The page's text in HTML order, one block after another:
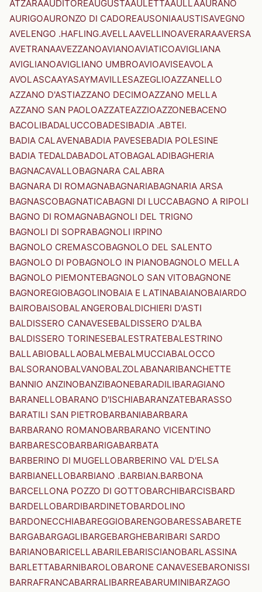
ATZARAAUDITOREAUGUSTAAULETTAAULLAAURANO
AURIGOAURONZO DI CADOREAUSONIAAUSTISAVEGNO
AVELENGO .HAFLING.AVELLAAVELLINOAVERARAAVERSA
AVETRANAAVEZZANOAVIANOAVIATICOAVIGLIANA
AVIGLIANOAVIGLIANO UMBROAVIOAVISEAVOLA
AVOLASCAAYASAYMAVILLESAZEGLIOAZZANELLO
AZZANO D'ASTIAZZANO DECIMOAZZANO MELLA
AZZANO SAN PAOLOAZZATEAZZIOAZZONEBACENO
BACOLIBADALUCCOBADESIBADIA .ABTEI.
BADIA CALAVENABADIA PAVESEBADIA POLESINE
BADIA TEDALDABADOLATOBAGALADIBAGHERIA
BAGNACAVALLOBAGNARA CALABRA
BAGNARA DI ROMAGNABAGNARIABAGNARIA ARSA
BAGNASCOBAGNATICABAGNI DI LUCCABAGNO A RIPOLI
BAGNO DI ROMAGNABAGNOLI DEL TRIGNO
BAGNOLI DI SOPRABAGNOLI IRPINO
BAGNOLO CREMASCOBAGNOLO DEL SALENTO
BAGNOLO DI POBAGNOLO IN PIANOBAGNOLO MELLA
BAGNOLO PIEMONTEBAGNOLO SAN VITOBAGNONE
BAGNOREGIOBAGOLINOBAIA E LATINABAIANOBAIARDO
BAIROBAISOBALANGEROBALDICHIERI D'ASTI
BALDISSERO CANAVESEBALDISSERO D'ALBA
BALDISSERO TORINESEBALESTRATEBALESTRINO
BALLABIOBALLAOBALMEBALMUCCIABALOCCO
BALSORANOBALVANOBALZOLABANARIBANCHETTE
BANNIO ANZINOBANZIBAONEBARADILIBARAGIANO
BARANELLOBARANO D'ISCHIABARANZATEBARASSO
BARATILI SAN PIETROBARBANIABARBARA
BARBARANO ROMANOBARBARANO VICENTINO
BARBARESCOBARBARIGABARBATA
BARBERINO DI MUGELLOBARBERINO VAL D'ELSA
BARBIANELLOBARBIANO .BARBIAN.BARBONA
BARCELLONA POZZO DI GOTTOBARCHIBARCISBARD
BARDELLOBARDIBARDINETOBARDOLINO
BARDONECCHIABAREGGIOBARENGOBARESSABARETE
BARGABARGAGLIBARGEBARGHEBARIBARI SARDO
BARIANOBARICELLABARILEBARISCIANOBARLASSINA
BARLETTABARNIBAROLOBARONE CANAVESEBARONISSI
BARRAFRANCABARRALIBARREABARUMINIBARZAGO